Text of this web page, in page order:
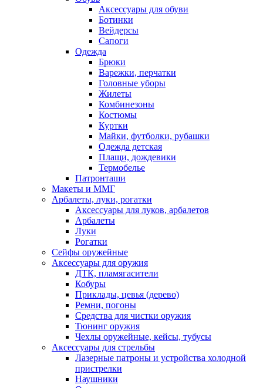
Аксессуары для обуви
Ботинки
Вейдерсы
Сапоги
Одежда
Брюки
Варежки, перчатки
Головные уборы
Жилеты
Комбинезоны
Костюмы
Куртки
Майки, футболки, рубашки
Одежда детская
Плащи, дождевики
Термобелье
Патронташи
Макеты и ММГ
Арбалеты, луки, рогатки
Аксессуары для луков, арбалетов
Арбалеты
Луки
Рогатки
Сейфы оружейные
Аксессуары для оружия
ДТК, пламягасители
Кобуры
Приклады, цевья (дерево)
Ремни, погоны
Средства для чистки оружия
Тюнинг оружия
Чехлы оружейные, кейсы, тубусы
Аксессуары для стрельбы
Лазерные патроны и устройства холодной
пристрелки
Наушники